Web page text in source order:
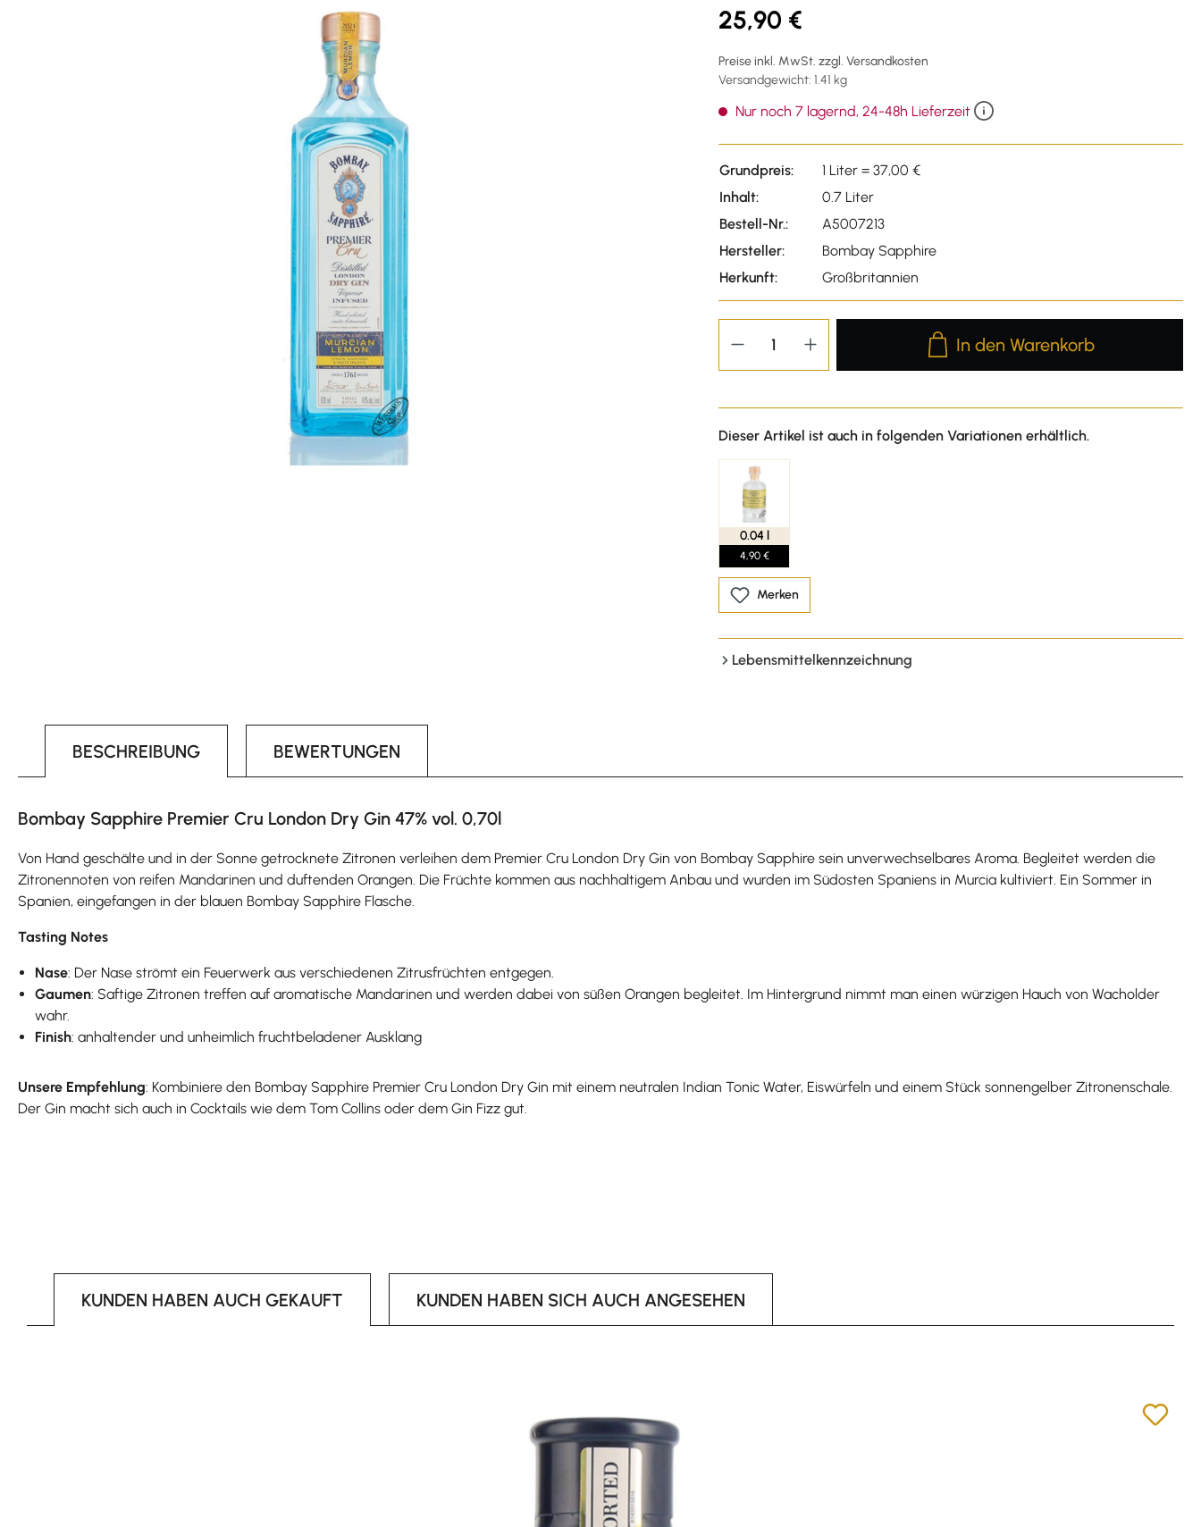
25,90 €
Preise inkl. MwSt. zzgl. Versandkosten
Versandgewicht: 1.41 kg
Nur noch 7 lagernd, 24-48h Lieferzeit
Grundpreis:
1 Liter = 37,00 €
Inhalt:
0.7 Liter
Bestell-Nr.:
A5007213
Hersteller:
Bombay Sapphire
Herkunft:
Großbritannien
Produkt Anzahl: Gib den
In den Warenkorb
Dieser Artikel ist auch in folgenden Variationen erhältlich.
0.04 l
4,90 €
Merken
Lebensmittelkennzeichnung
BESCHREIBUNG BEWERTUNGEN
Bombay Sapphire Premier Cru London Dry Gin 47% vol. 0,70l
Von Hand geschälte und in der Sonne getrocknete Zitronen verleihen dem Premier Cru London Dry Gin von Bombay Sapphire sein unverwechselbares Aroma. Begleitet werden die
Zitronennoten von reifen Mandarinen und duftenden Orangen. Die Früchte kommen aus nachhaltigem Anbau und wurden im Südosten Spaniens in Murcia kultiviert. Ein Sommer in
Spanien, eingefangen in der blauen Bombay Sapphire Flasche.
Tasting Notes
Nase: Der Nase strömt ein Feuerwerk aus verschiedenen Zitrusfrüchten entgegen.
Gaumen: Saftige Zitronen treffen auf aromatische Mandarinen und werden dabei von süßen Orangen begleitet. Im Hintergrund nimmt man einen würzigen Hauch von Wacholder
wahr.
Finish: anhaltender und unheimlich fruchtbeladener Ausklang
Unsere Empfehlung: Kombiniere den Bombay Sapphire Premier Cru London Dry Gin mit einem neutralen Indian Tonic Water, Eiswürfeln und einem Stück sonnengelber Zitronenschale.
Der Gin macht sich auch in Cocktails wie dem Tom Collins oder dem Gin Fizz gut.
KUNDEN HABEN AUCH GEKAUFT KUNDEN HABEN SICH AUCH ANGESEHEN